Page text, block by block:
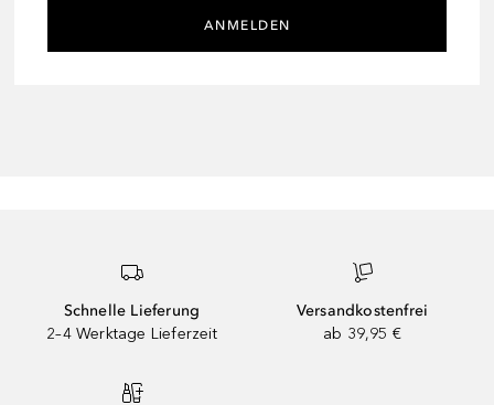
ANMELDEN
Schnelle Lieferung
2–4 Werktage Lieferzeit
Versandkostenfrei
ab 39,95 €